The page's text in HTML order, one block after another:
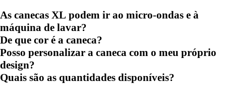
As canecas XL podem ir ao micro-ondas e à
máquina de lavar?
De que cor é a caneca?
Posso personalizar a caneca com o meu próprio
design?
Quais são as quantidades disponíveis?